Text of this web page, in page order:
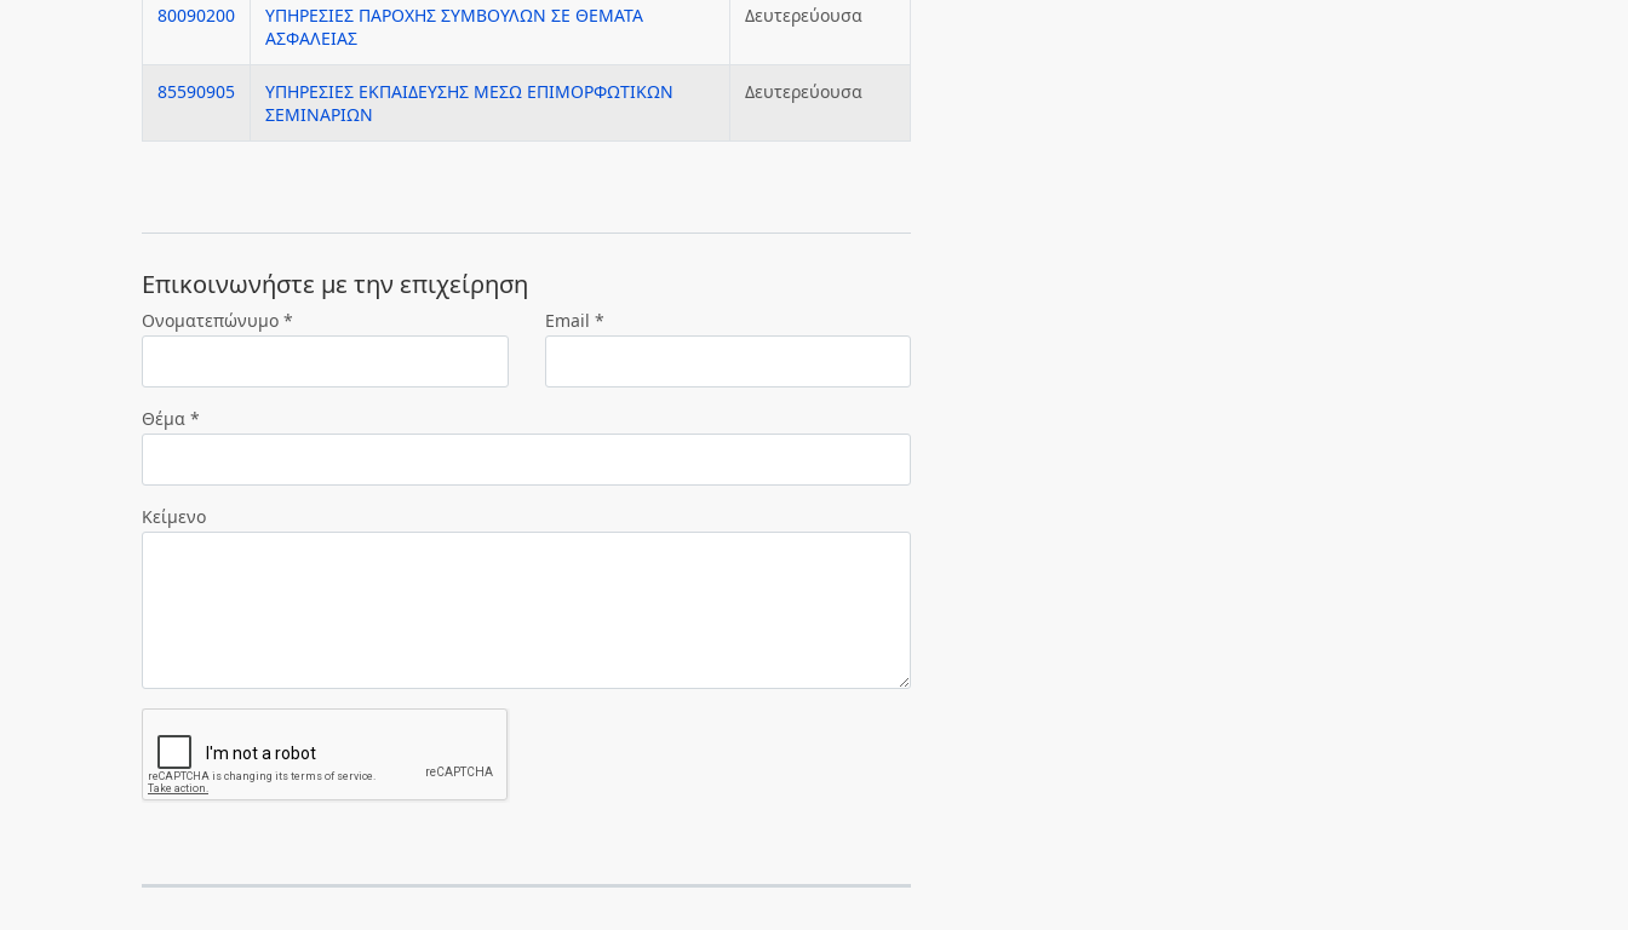
80090200
ΥΠΗΡΕΣΙΕΣ ΠΑΡΟΧΗΣ ΣΥΜΒΟΥΛΩΝ ΣΕ ΘΕΜΑΤΑ
ΑΣΦΑΛΕΙΑΣ
Δευτερεύουσα
85590905
ΥΠΗΡΕΣΙΕΣ ΕΚΠΑΙΔΕΥΣΗΣ ΜΕΣΩ ΕΠΙΜΟΡΦΩΤΙΚΩΝ
ΣΕΜΙΝΑΡΙΩΝ
Δευτερεύουσα
Eπικοινωνήστε με την επιχείρηση
Ονοματεπώνυμο * Email *
Θέμα *
Κείμενο